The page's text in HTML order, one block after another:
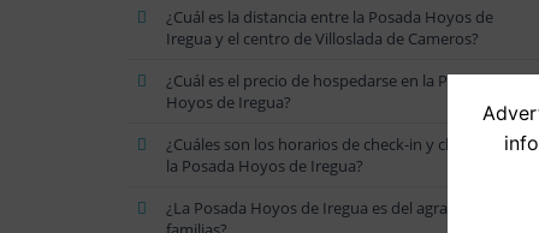
¿Cuál es la distancia entre la Posada Hoyos de
Iregua y el centro de Villoslada de Cameros?
¿Cuál es el precio de hospedarse en la Posada
Hoyos de Iregua?
¿Cuáles son los horarios de check-in y check-out en
la Posada Hoyos de Iregua?
¿La Posada Hoyos de Iregua es del agrado de las